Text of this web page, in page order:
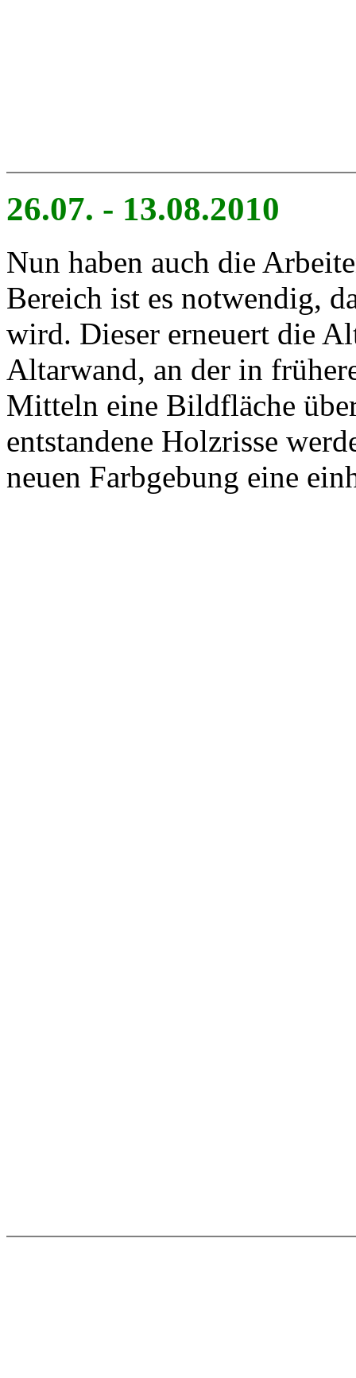
26.07. - 13.08.2010
Nun haben auch die
Bereich ist es notwendig,
wird. Dieser erneuert die
Altarwand, an der in
Mitteln eine Bildfläche
entstandene Holzrisse
neuen Farbgebung eine